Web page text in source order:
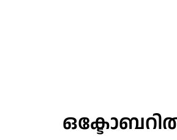
ഒക്ടോബറില്‍